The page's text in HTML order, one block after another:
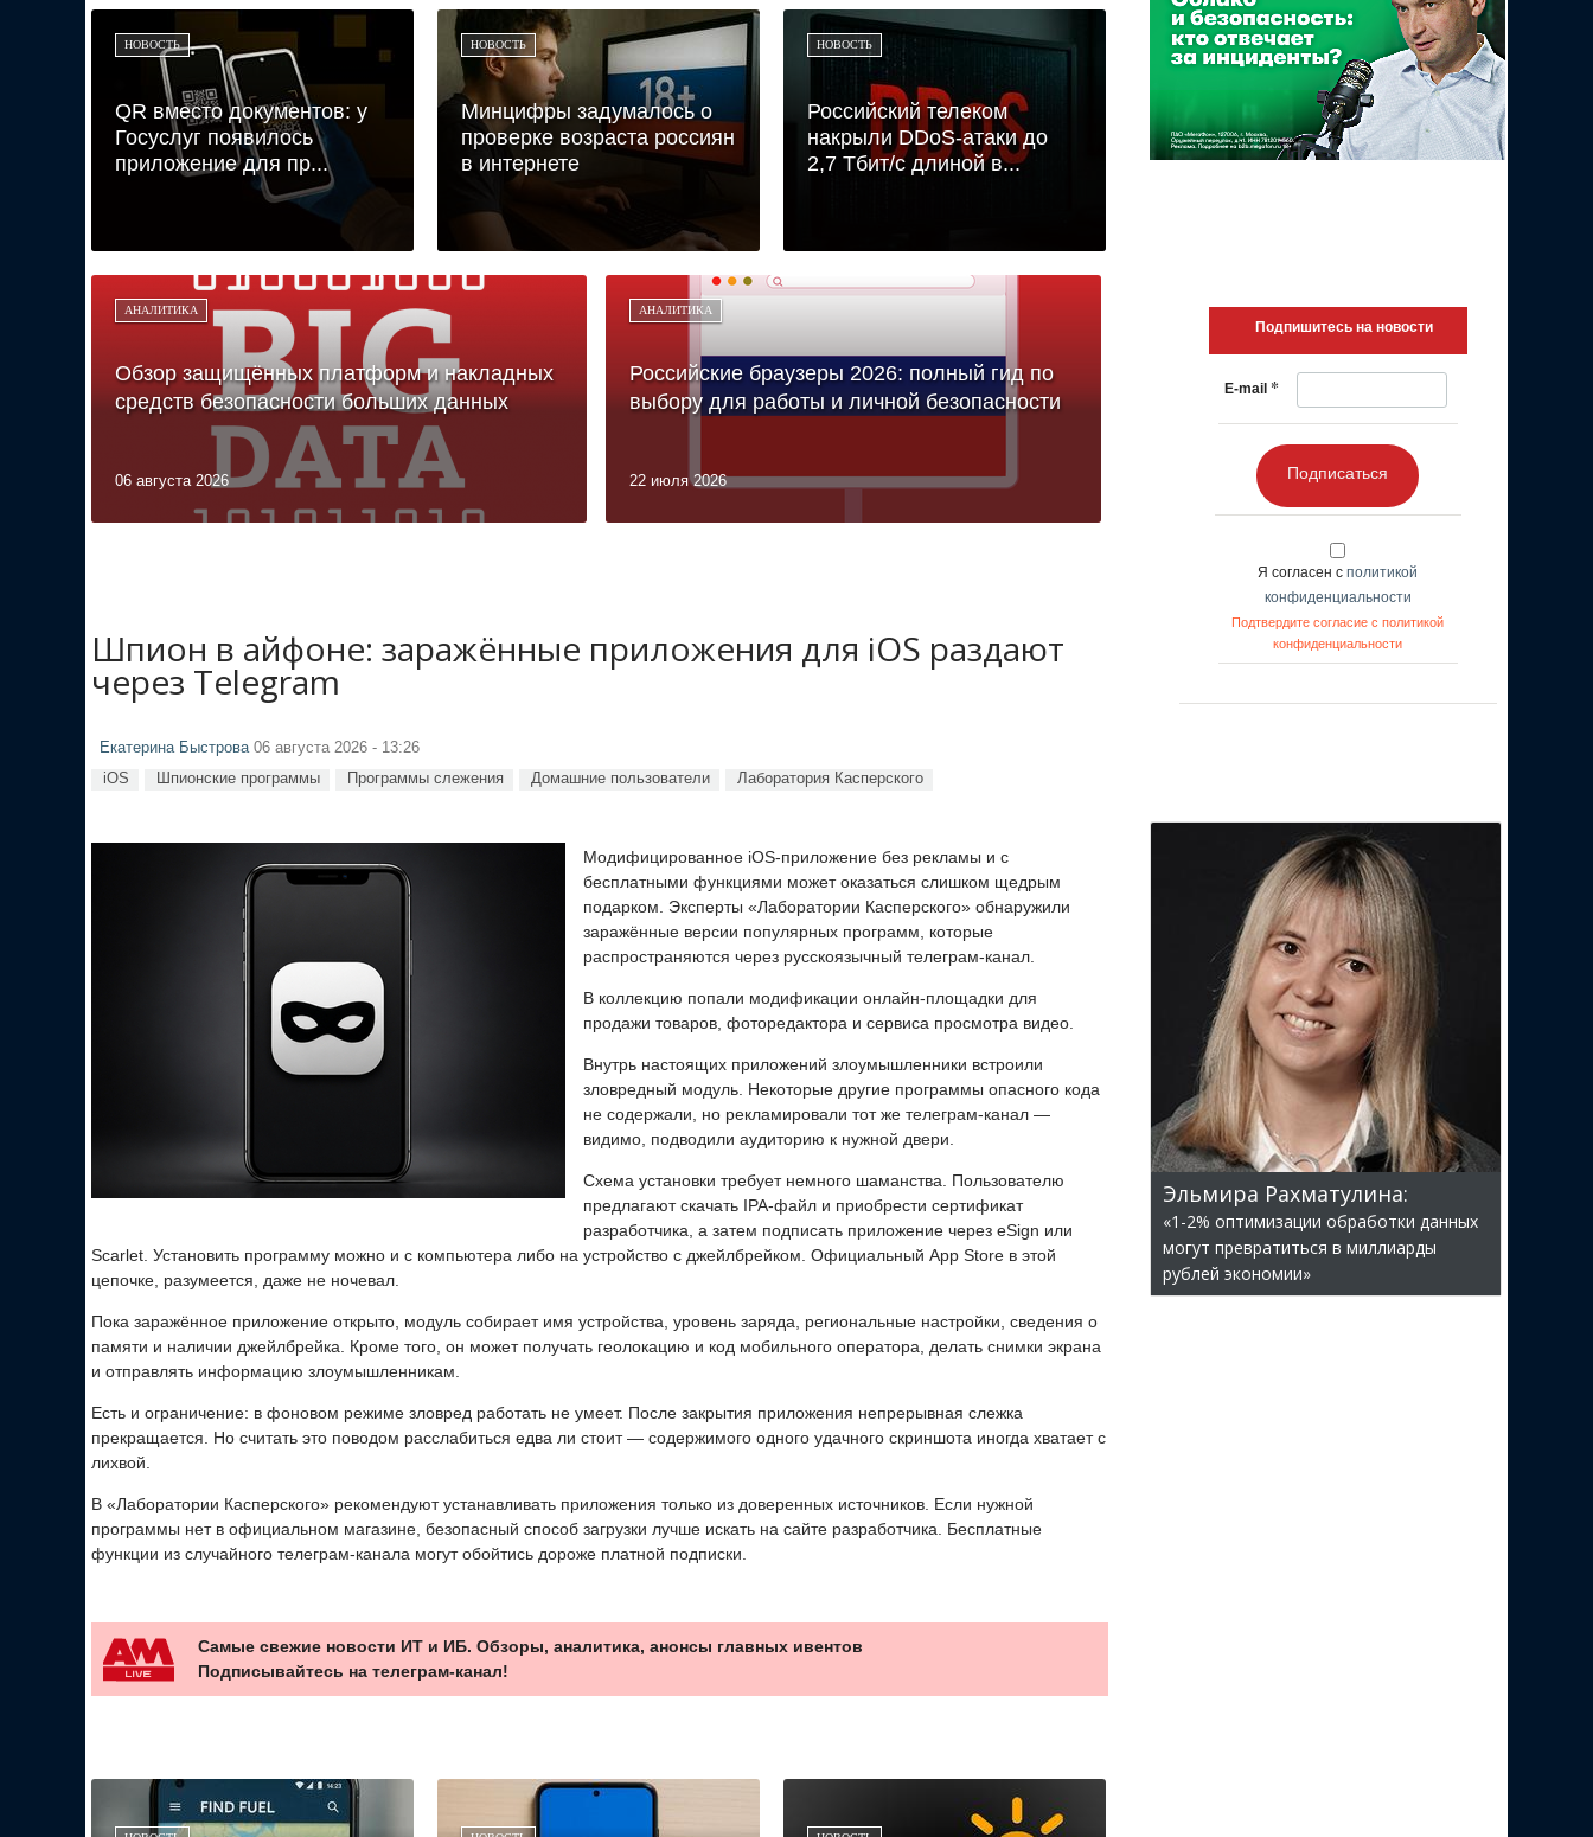
НОВОСТЬ
QR вместо документов: у
Госуслуг появилось
приложение для пр...
НОВОСТЬ
Минцифры задумалось о
проверке возраста россиян
в интернете
НОВОСТЬ
Российский телеком
накрыли DDoS-атаки до
2,7 Тбит/с длиной в...
АНАЛИТИКА
Обзор защищённых платформ и накладных
средств безопасности больших данных
06 августа 2026
АНАЛИТИКА
Российские браузеры 2026: полный гид по
выбору для работы и личной безопасности
22 июля 2026
Шпион в айфоне: заражённые приложения для iOS раздают
через Telegram
Екатерина Быстрова 06 августа 2026 - 13:26
iOS Шпионские программы Программы слежения Домашние пользователи Лаборатория Касперского
Модифицированное iOS-приложение без рекламы и с
бесплатными функциями может оказаться слишком щедрым
подарком. Эксперты «Лаборатории Касперского» обнаружили
заражённые версии популярных программ, которые
распространяются через русскоязычный телеграм-канал.
В коллекцию попали модификации онлайн-площадки для
продажи товаров, фоторедактора и сервиса просмотра видео.
Внутрь настоящих приложений злоумышленники встроили
зловредный модуль. Некоторые другие программы опасного кода
не содержали, но рекламировали тот же телеграм-канал —
видимо, подводили аудиторию к нужной двери.
Схема установки требует немного шаманства. Пользователю
предлагают скачать IPA-файл и приобрести сертификат
разработчика, а затем подписать приложение через eSign или
Scarlet. Установить программу можно и с компьютера либо на устройство с джейлбрейком. Официальный App Store в этой
цепочке, разумеется, даже не ночевал.
Пока заражённое приложение открыто, модуль собирает имя устройства, уровень заряда, региональные настройки, сведения о
памяти и наличии джейлбрейка. Кроме того, он может получать геолокацию и код мобильного оператора, делать снимки экрана
и отправлять информацию злоумышленникам.
Есть и ограничение: в фоновом режиме зловред работать не умеет. После закрытия приложения непрерывная слежка
прекращается. Но считать это поводом расслабиться едва ли стоит — содержимого одного удачного скриншота иногда хватает с
лихвой.
В «Лаборатории Касперского» рекомендуют устанавливать приложения только из доверенных источников. Если нужной
программы нет в официальном магазине, безопасный способ загрузки лучше искать на сайте разработчика. Бесплатные
функции из случайного телеграм-канала могут обойтись дороже платной подписки.
Самые свежие новости ИТ и ИБ. Обзоры, аналитика, анонсы главных ивентов
Подписывайтесь на телеграм-канал!
Подпишитесь на новости
E-mail *
Подписаться
Я согласен с политикой
конфиденциальности
Подтвердите согласие с политикой
конфиденциальности
Эльмира Рахматулина:
«1-2% оптимизации обработки данных
могут превратиться в миллиарды
рублей экономии»